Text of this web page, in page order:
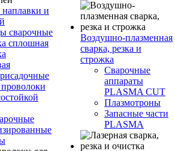
и
сварочные
сплошная
Воздушно-плазменная
сварка, резка и
строжка
Сварочные
аппараты
PLASMA CUT
Плазмотроны
Запасные части
PLASMA